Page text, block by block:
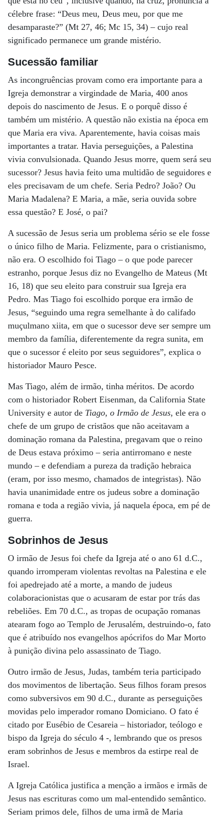
célebre frase: “Deus meu, Deus meu, por que me
desamparaste?” (Mt 27, 46; Mc 15, 34) – cujo real
significado permanece um grande mistério.
Sucessão familiar
As incongruências provam como era importante para a
Igreja demonstrar a virgindade de Maria, 400 anos
depois do nascimento de Jesus. E o porquê disso é
também um mistério. A questão não existia na época em
que Maria era viva. Aparentemente, havia coisas mais
importantes a tratar. Havia perseguições, a Palestina
vivia convulsionada. Quando Jesus morre, quem será seu
sucessor? Jesus havia feito uma multidão de seguidores e
eles precisavam de um chefe. Seria Pedro? João? Ou
Maria Madalena? E Maria, a mãe, seria ouvida sobre
essa questão? E José, o pai?
A sucessão de Jesus seria um problema sério se ele fosse
o único filho de Maria. Felizmente, para o cristianismo,
não era. O escolhido foi Tiago – o que pode parecer
estranho, porque Jesus diz no Evangelho de Mateus (Mt
16, 18) que seu eleito para construir sua Igreja era
Pedro. Mas Tiago foi escolhido porque era irmão de
Jesus, “seguindo uma regra semelhante à do califado
muçulmano xiita, em que o sucessor deve ser sempre um
membro da família, diferentemente da regra sunita, em
que o sucessor é eleito por seus seguidores”, explica o
historiador Mauro Pesce.
Mas Tiago, além de irmão, tinha méritos. De acordo
com o historiador Robert Eisenman, da California State
University e autor de Tiago, o Irmão de Jesus, ele era o
chefe de um grupo de cristãos que não aceitavam a
dominação romana da Palestina, pregavam que o reino
de Deus estava próximo – seria antirromano e neste
mundo – e defendiam a pureza da tradição hebraica
(eram, por isso mesmo, chamados de integristas). Não
havia unanimidade entre os judeus sobre a dominação
romana e toda a região vivia, já naquela época, em pé de
guerra.
Sobrinhos de Jesus
O irmão de Jesus foi chefe da Igreja até o ano 61 d.C.,
quando irromperam violentas revoltas na Palestina e ele
foi apedrejado até a morte, a mando de judeus
colaboracionistas que o acusaram de estar por trás das
rebeliões. Em 70 d.C., as tropas de ocupação romanas
atearam fogo ao Templo de Jerusalém, destruindo-o, fato
que é atribuído nos evangelhos apócrifos do Mar Morto
à punição divina pelo assassinato de Tiago.
Outro irmão de Jesus, Judas, também teria participado
dos movimentos de libertação. Seus filhos foram presos
como subversivos em 90 d.C., durante as perseguições
movidas pelo imperador romano Domiciano. O fato é
citado por Eusébio de Cesareia – historiador, teólogo e
bispo da Igreja do século 4 -, lembrando que os presos
eram sobrinhos de Jesus e membros da estirpe real de
Israel.
A Igreja Católica justifica a menção a irmãos e irmãs de
Jesus nas escrituras como um mal-entendido semântico.
Seriam primos dele, filhos de uma irmã de Maria